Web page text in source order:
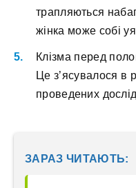
трапляються
жінка може собі
Клізма перед
Це з’ясувалося в
проведених
ЗАРАЗ ЧИТАЮТЬ: